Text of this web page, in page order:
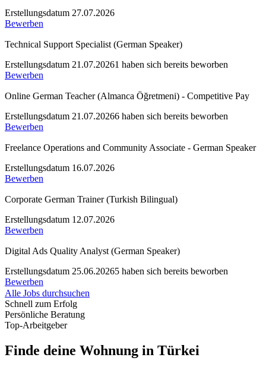
Erstellungsdatum 27.07.2026
Bewerben
Technical Support Specialist (German Speaker)
Erstellungsdatum 21.07.20261 haben sich bereits beworben
Bewerben
Online German Teacher (Almanca Öğretmeni) - Competitive Pay
Erstellungsdatum 21.07.20266 haben sich bereits beworben
Bewerben
Freelance Operations and Community Associate - German Speaker
Erstellungsdatum 16.07.2026
Bewerben
Corporate German Trainer (Turkish Bilingual)
Erstellungsdatum 12.07.2026
Bewerben
Digital Ads Quality Analyst (German Speaker)
Erstellungsdatum 25.06.20265 haben sich bereits beworben
Bewerben
Alle Jobs durchsuchen
Schnell zum Erfolg
Persönliche Beratung
Top-Arbeitgeber
Finde deine Wohnung in Türkei